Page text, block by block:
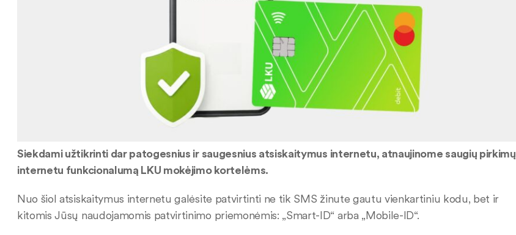
Siekdami užtikrinti dar patogesnius ir saugesnius atsiskaitymus internetu, atnaujinome saugių pirkimų
internetu funkcionalumą LKU mokėjimo kortelėms.
Nuo šiol atsiskaitymus internetu galėsite patvirtinti ne tik SMS žinute gautu vienkartiniu kodu, bet ir
kitomis Jūsų naudojamomis patvirtinimo priemonėmis: „Smart-ID“ arba „Mobile-ID“.